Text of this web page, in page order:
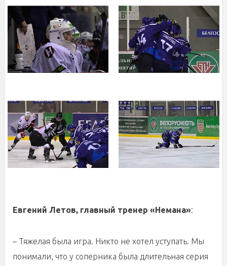
Евгений Летов, главный тренер «Немана»:
– Тяжелая была игра. Никто не хотел уступать. Мы
понимали, что у соперника была длительная серия